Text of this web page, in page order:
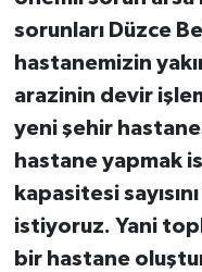
sorunları Düzce
hastanemizin
arazinin devir
yeni şehir
hastane yapmak
kapasitesi
istiyoruz. Yani
bir hastane